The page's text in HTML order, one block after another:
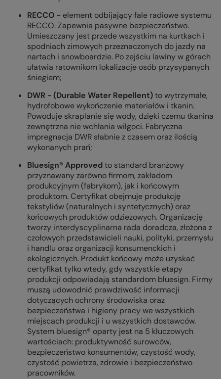
RECCO - element odbijający fale radiowe systemu
RECCO. Zapewnia pasywne bezpieczeństwo.
Umieszczany jest przede wszystkim na kurtkach i
spodniach zimowych przeznaczonych do jazdy na
nartach i snowboardzie. Po zejściu lawiny w górach
ułatwia ratownikom lokalizacje osób przysypanych
śniegiem;
DWR - (Durable Water Repellent)to wytrzymałe,
hydrofobowe wykończenie materiałów i tkanin.
Powoduje skraplanie się wody, dzięki czemu tkanina
zewnętrzna nie wchłania wilgoci. Fabryczna
impregnacja DWR słabnie z czasem oraz ilością
wykonanych prań;
Bluesign® Approvedto standard branżowy
przyznawany zarówno firmom, zakładom
produkcyjnym (fabrykom), jak i końcowym
produktom. Certyfikat obejmuje produkcję
tekstyliów (naturalnych i syntetycznych) oraz
końcowych produktów odzieżowych. Organizację
tworzy interdyscyplinarna rada doradcza, złożona z
czołowych przedstawicieli nauki, polityki, przemysłu
i handlu oraz organizacji konsumenckich i
ekologicznych. Produkt końcowy może uzyskać
certyfikat tylko wtedy, gdy wszystkie etapy
produkcji odpowiadają standardom bluesign. Firmy
muszą udowodnić prawdziwość informacji
dotyczących ochrony środowiska oraz
bezpieczeństwa i higieny pracy we wszystkich
miejscach produkcji i u wszystkich dostawców.
System bluesign® oparty jest na 5 kluczowych
wartościach: produktywność surowców,
bezpieczeństwo konsumentów, czystość wody,
czystość powietrza, zdrowie i bezpieczeństwo
pracowników.